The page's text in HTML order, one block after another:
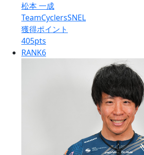
松本 一成
TeamCyclersSNEL
獲得ポイント
405pts
RANK6